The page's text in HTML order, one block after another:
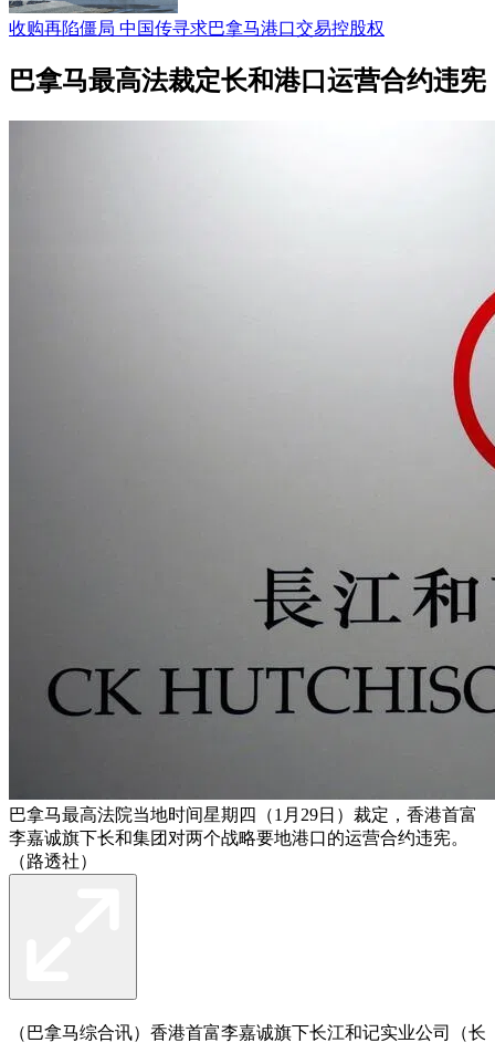
收购再陷僵局 中国传寻求巴拿马港口交易控股权
巴拿马最高法裁定长和港口运营合约违宪
巴拿马最高法院当地时间星期四（1月29日）裁定，香港首富
李嘉诚旗下长和集团对两个战略要地港口的运营合约违宪。
（路透社）
（巴拿马综合讯）香港首富李嘉诚旗下长江和记实业公司（长